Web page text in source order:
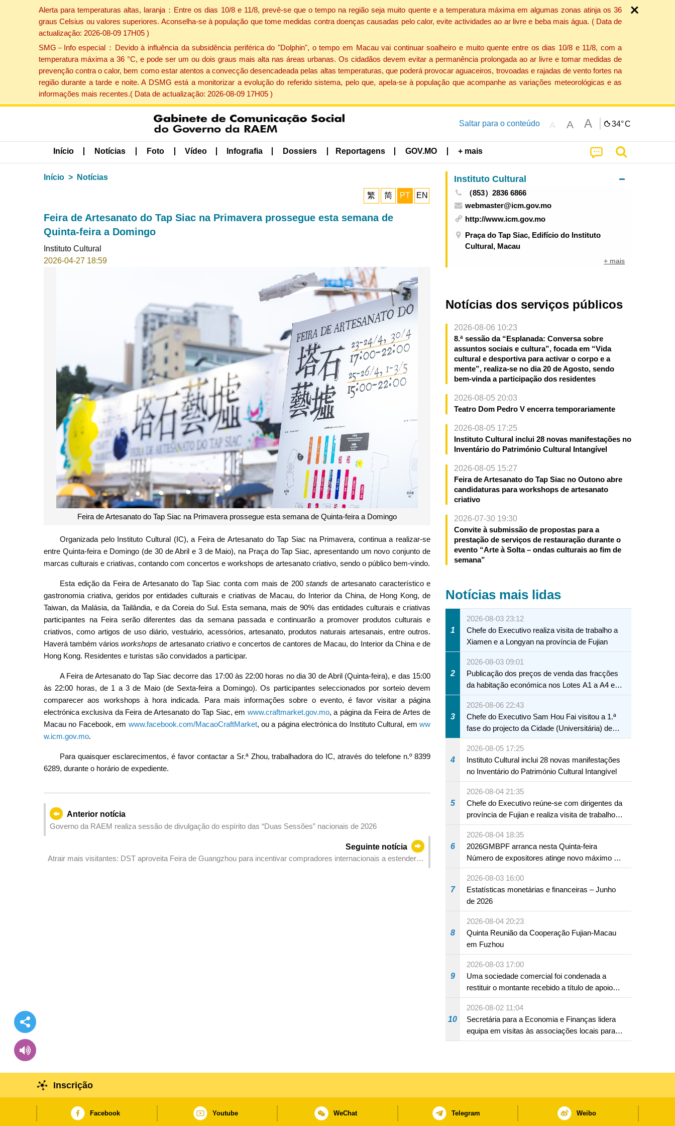
Alerta para temperaturas altas, laranja：Entre os dias 10/8 e 11/8, prevê-se que o tempo na região seja muito quente e a temperatura máxima em algumas zonas atinja os 36
graus Celsius ou valores superiores. Aconselha-se à população que tome medidas contra doenças causadas pelo calor, evite actividades ao ar livre e beba mais água. ( Data de
actualização: 2026-08-09 17H05 )
SMG－Info especial：Devido à influência da subsidência periférica do "Dolphin", o tempo em Macau vai continuar soalheiro e muito quente entre os dias 10/8 e 11/8, com a
temperatura máxima a 36 °C, e pode ser um ou dois graus mais alta nas áreas urbanas. Os cidadãos devem evitar a permanência prolongada ao ar livre e tomar medidas de
prevenção contra o calor, bem como estar atentos a convecção desencadeada pelas altas temperaturas, que poderá provocar aguaceiros, trovoadas e rajadas de vento fortes na
região durante a tarde e noite. A DSMG está a monitorizar a evolução do referido sistema, pelo que, apela-se à população que acompanhe as variações meteorológicas e as
informações mais recentes.( Data de actualização: 2026-08-09 17H05 )
Saltar para o conteúdo A A A 34°C
Início Notícias Foto Vídeo Infografia Dossiers Reportagens GOV.MO + mais
Início Notícias
繁 简 PT EN
Feira de Artesanato do Tap Siac na Primavera prossegue esta semana de
Quinta-feira a Domingo
Instituto Cultural
2026-04-27 18:59
Feira de Artesanato do Tap Siac na Primavera prossegue esta semana de Quinta-feira a Domingo
Organizada pelo Instituto Cultural (IC), a Feira de Artesanato do Tap Siac na Primavera, continua a realizar-se
entre Quinta-feira e Domingo (de 30 de Abril e 3 de Maio), na Praça do Tap Siac, apresentando um novo conjunto de
marcas culturais e criativas, contando com concertos e workshops de artesanato criativo, sendo o público bem-vindo.
Esta edição da Feira de Artesanato do Tap Siac conta com mais de 200 stands de artesanato característico e
gastronomia criativa, geridos por entidades culturais e criativas de Macau, do Interior da China, de Hong Kong, de
Taiwan, da Malásia, da Tailândia, e da Coreia do Sul. Esta semana, mais de 90% das entidades culturais e criativas
participantes na Feira serão diferentes das da semana passada e continuarão a promover produtos culturais e
criativos, como artigos de uso diário, vestuário, acessórios, artesanato, produtos naturais artesanais, entre outros.
Haverá também váriosworkshops de artesanato criativo e concertos de cantores de Macau, do Interior da China e de
Hong Kong. Residentes e turistas são convidados a participar.
A Feira de Artesanato do Tap Siac decorre das 17:00 às 22:00 horas no dia 30 de Abril (Quinta-feira), e das 15:00
às 22:00 horas, de 1 a 3 de Maio (de Sexta-feira a Domingo). Os participantes seleccionados por sorteio devem
comparecer aos workshops à hora indicada. Para mais informações sobre o evento, é favor visitar a página
electrónica exclusiva da Feira de Artesanato do Tap Siac, em www.craftmarket.gov.mo, a página da Feira de Artes de
Macau no Facebook, em www.facebook.com/MacaoCraftMarket, ou a página electrónica do Instituto Cultural, emww
w.icm.gov.mo.
Para quaisquer esclarecimentos, é favor contactar a Sr.ª Zhou, trabalhadora do IC, através do telefone n.º 8399
6289, durante o horário de expediente.
Anterior notícia
Governo da RAEM realiza sessão de divulgação do espírito das “Duas Sessões” nacionais de 2026
Seguinte notícia
Atrair mais visitantes: DST aproveita Feira de Guangzhou para incentivar compradores internacionais a estender
Instituto Cultural
（853）2836 6866
webmaster@icm.gov.mo
http://www.icm.gov.mo
Praça do Tap Siac, Edifício do Instituto
Cultural, Macau
+ mais
Notícias dos serviços públicos
2026-08-06 10:23
8.ª sessão da “Esplanada: Conversa sobre
assuntos sociais e cultura”, focada em “Vida
cultural e desportiva para activar o corpo e a
mente”, realiza-se no dia 20 de Agosto, sendo
bem-vinda a participação dos residentes
2026-08-05 20:03
Teatro Dom Pedro V encerra temporariamente
2026-08-05 17:25
Instituto Cultural inclui 28 novas manifestações no
Inventário do Património Cultural Intangível
2026-08-05 15:27
Feira de Artesanato do Tap Siac no Outono abre
candidaturas para workshops de artesanato
criativo
2026-07-30 19:30
Convite à submissão de propostas para a
prestação de serviços de restauração durante o
evento “Arte à Solta – ondas culturais ao fim de
semana”
Notícias mais lidas
1
2026-08-03 23:12
Chefe do Executivo realiza visita de trabalho a
Xiamen e a Longyan na província de Fujian
2
2026-08-03 09:01
Publicação dos preços de venda das fracções
da habitação económica nos Lotes A1 a A4 e
A12 da Zona A dos Novos Aterros
3
2026-08-06 22:43
Chefe do Executivo Sam Hou Fai visitou a 1.ª
fase do projecto da Cidade (Universitária) de
Educação Internacional de Macau e Hengqin
4
2026-08-05 17:25
Instituto Cultural inclui 28 novas manifestações
no Inventário do Património Cultural Intangível
5
2026-08-04 21:35
Chefe do Executivo reúne-se com dirigentes da
província de Fujian e realiza visita de trabalho
em Fuzhou
6
2026-08-04 18:35
2026GMBPF arranca nesta Quinta-feira
Número de expositores atinge novo máximo em
18 anos
7
2026-08-03 16:00
Estatísticas monetárias e financeiras – Junho
de 2026
8
2026-08-04 20:23
Quinta Reunião da Cooperação Fujian-Macau
em Fuzhou
9
2026-08-03 17:00
Uma sociedade comercial foi condenada a
restituir o montante recebido a título de apoio
pecuniário para combater a epidemia de 2022,
por não ter sido provado que reunia os
requisitos para a sua atribuição
10
2026-08-02 11:04
Secretária para a Economia e Finanças lidera
equipa em visitas às associações locais para
consolidar consensos e promover os trabalhos
Inscrição
Facebook Youtube WeChat Telegram Weibo